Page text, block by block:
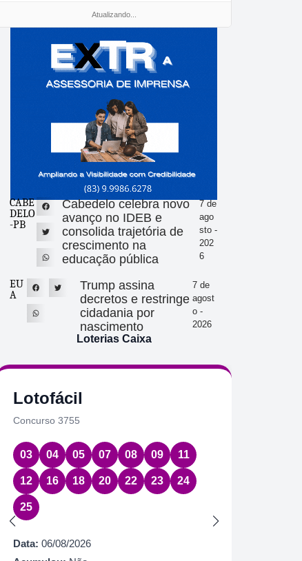
Atualizando...
CABE
DELO
-PB
Cabedelo celebra novo
avanço no IDEB e
consolida trajetória de
crescimento na
educação pública
7 de
ago
sto -
202
6
EU
A
Trump assina
decretos e restringe
cidadania por
nascimento
7 de
agost
o -
2026
Loterias Caixa
Lotofácil
Concurso 3755
03 04 05 07 08 09 11
12 16 18 20 22 23 24
25
Data: 06/08/2026